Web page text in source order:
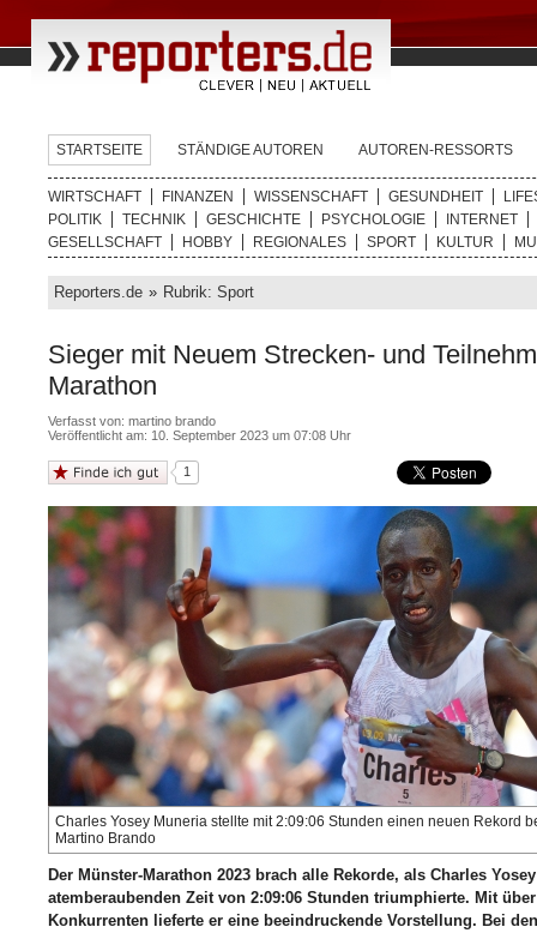
STARTSEITE STÄNDIGE AUTOREN AUTOREN-RESSORTS
WIRTSCHAFT FINANZEN WISSENSCHAFT GESUNDHEIT
POLITIK
TECHNIK GESCHICHTE PSYCHOLOGIE
INTERNET
GESELLSCHAFT
HOBBY REGIONALES SPORT KULTUR
Reporters.de » Rubrik: Sport
Sieger mit Neuem Strecken- und
Marathon
Verfasst von: martino brando
Veröffentlicht am: 10. September 2023 um 07:08 Uhr
1
Charles Yosey Muneria stellte mit 2:09:06 Stunden einen neuen Rekord
Martino Brando
Der Münster-Marathon 2023 brach alle Rekorde, als Charles
atemberaubenden Zeit von 2:09:06 Stunden triumphierte. Mit
Konkurrenten lieferte er eine beeindruckende Vorstellung. Bei